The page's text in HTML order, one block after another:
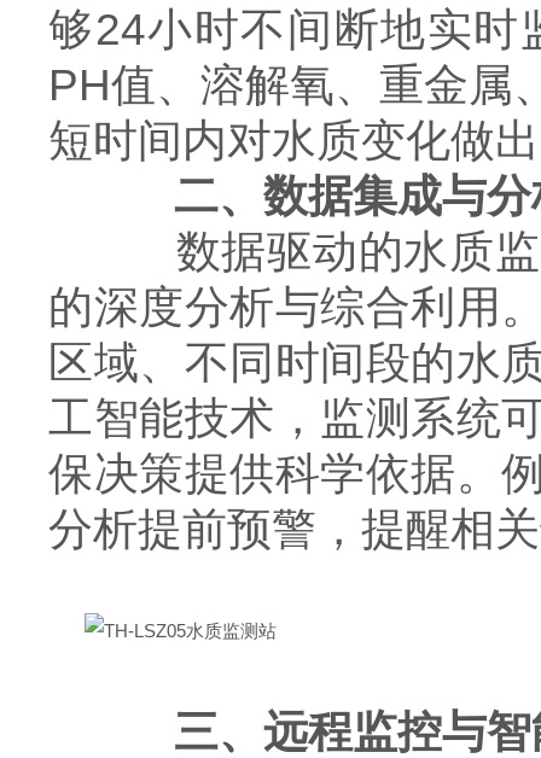
够24小时不间断地实时
PH值、溶解氧、重金属
短时间内对水质变化做
二、数据集成与
数据驱动的水质监
的深度分析与综合利用
区域、不同时间段的水
工智能技术，监测系统
保决策提供科学依据。
分析提前预警，提醒相
三、远程监控与